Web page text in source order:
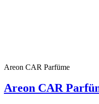
Areon CAR Parfüme
Areon CAR